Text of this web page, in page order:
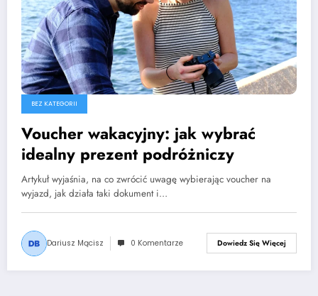
BEZ KATEGORII
Voucher wakacyjny: jak wybrać
idealny prezent podróżniczy
Artykuł wyjaśnia, na co zwrócić uwagę wybierając voucher na
wyjazd, jak działa taki dokument i…
Dariusz Mącisz 0 Komentarze Dowiedz Się Więcej